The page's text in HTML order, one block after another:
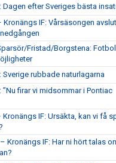
Dagen efter Sveriges bästa
Kronängs IF: Vårsäsongen
Fristad/Borgstena:
Sverige rubbade naturlagarna
firar vi midsommar i Pontiac
IF: Ursäkta, kan vi få
Kronängs IF: Har ni hört talas